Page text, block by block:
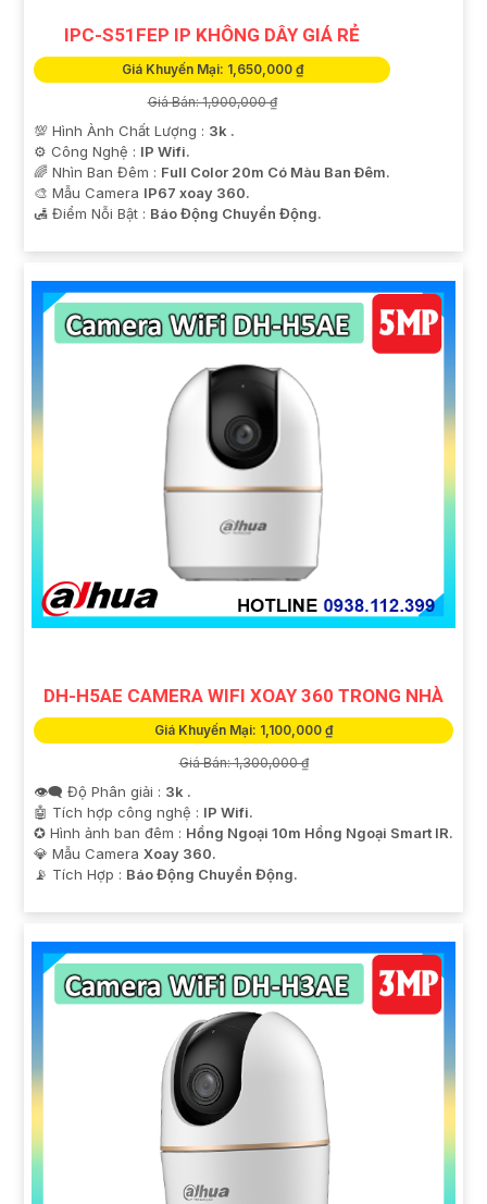
IPC-S51FEP IP KHÔNG DÂY GIÁ RẺ
Giá Khuyến Mại: 1,650,000 ₫
Giá Bán: 1,900,000 ₫
💯 Hình Ành Chất Lượng : 3k .
⚙ Công Nghệ : IP Wifi.
🌈 Nhìn Ban Đêm : Full Color 20m Có Màu Ban Ðêm.
🎨 Mẫu Camera IP67 xoay 360.
️🛃 Điểm Nỗi Bật : Báo Động Chuyển Động.
DH-H5AE CAMERA WIFI XOAY 360 TRONG NHÀ
Giá Khuyến Mại: 1,100,000 ₫
Giá Bán: 1,300,000 ₫
👁️‍🗨 Độ Phân giải : 3k .
🤖️ Tích hợp công nghệ : IP Wifi.
✪ Hình ảnh ban đêm : Hồng Ngoại 10m Hồng Ngoại Smart IR.
💎 Mẫu Camera Xoay 360.
️📡 Tích Hợp : Báo Động Chuyển Động.